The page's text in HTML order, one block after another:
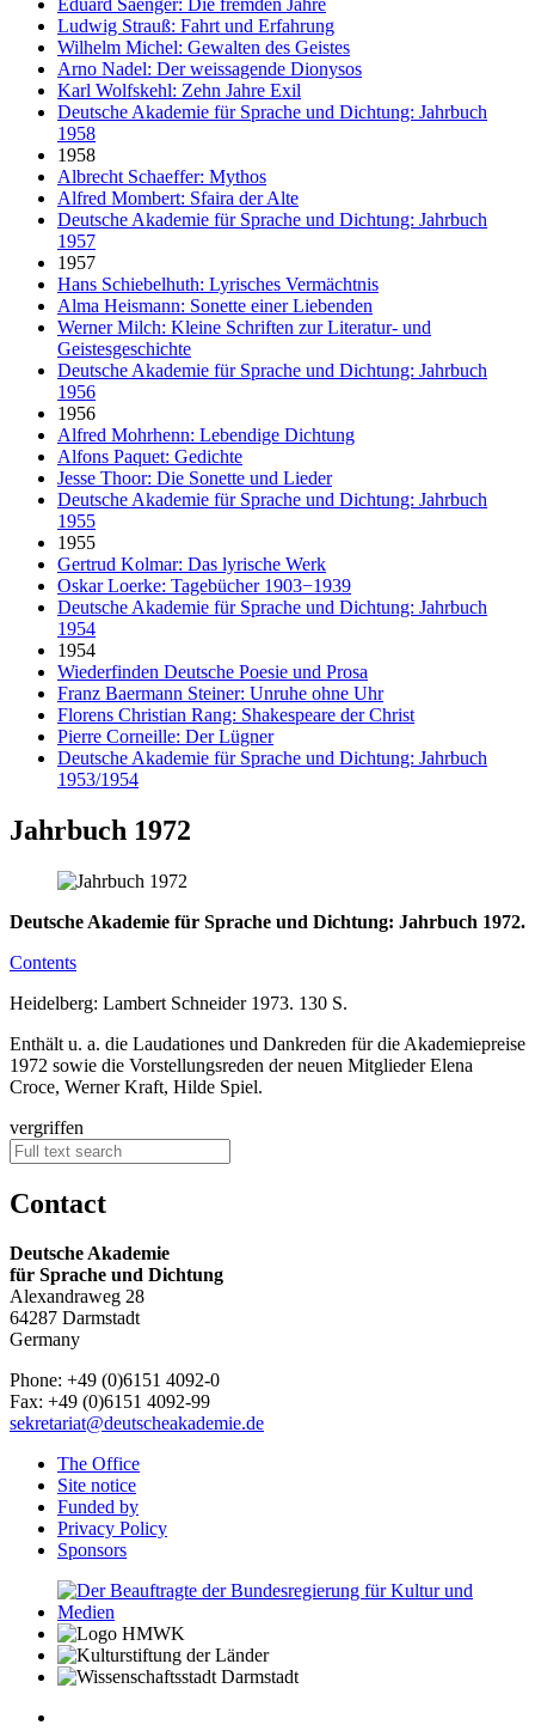
Ludwig Strauß: Fahrt und Erfahrung
Wilhelm Michel: Gewalten des Geistes
Arno Nadel: Der weissagende Dionysos
Karl Wolfskehl: Zehn Jahre Exil
Deutsche Akademie für Sprache und Dichtung: Jahrbuch
1958
1958
Albrecht Schaeffer: Mythos
Alfred Mombert: Sfaira der Alte
Deutsche Akademie für Sprache und Dichtung: Jahrbuch
1957
1957
Hans Schiebelhuth: Lyrisches Vermächtnis
Alma Heismann: Sonette einer Liebenden
Werner Milch: Kleine Schriften zur Literatur- und
Geistesgeschichte
Deutsche Akademie für Sprache und Dichtung: Jahrbuch
1956
1956
Alfred Mohrhenn: Lebendige Dichtung
Alfons Paquet: Gedichte
Jesse Thoor: Die Sonette und Lieder
Deutsche Akademie für Sprache und Dichtung: Jahrbuch
1955
1955
Gertrud Kolmar: Das lyrische Werk
Oskar Loerke: Tagebücher 1903−1939
Deutsche Akademie für Sprache und Dichtung: Jahrbuch
1954
1954
Wiederfinden Deutsche Poesie und Prosa
Franz Baermann Steiner: Unruhe ohne Uhr
Florens Christian Rang: Shakespeare der Christ
Pierre Corneille: Der Lügner
Deutsche Akademie für Sprache und Dichtung: Jahrbuch
1953/1954
Jahrbuch 1972
Deutsche Akademie für Sprache und Dichtung: Jahrbuch 1972.
Contents
Heidelberg: Lambert Schneider 1973. 130 S.
Enthält u. a. die Laudationes und Dankreden für die Akademiepreise
1972 sowie die Vorstellungsreden der neuen Mitglieder Elena
Croce, Werner Kraft, Hilde Spiel.
vergriffen
Contact
Deutsche Akademie
für Sprache und Dichtung
Alexandraweg 28
64287 Darmstadt
Germany
Phone: +49 (0)6151 4092-0
Fax: +49 (0)6151 4092-99
sekretariat@deutscheakademie.de
The Office
Site notice
Funded by
Privacy Policy
Sponsors